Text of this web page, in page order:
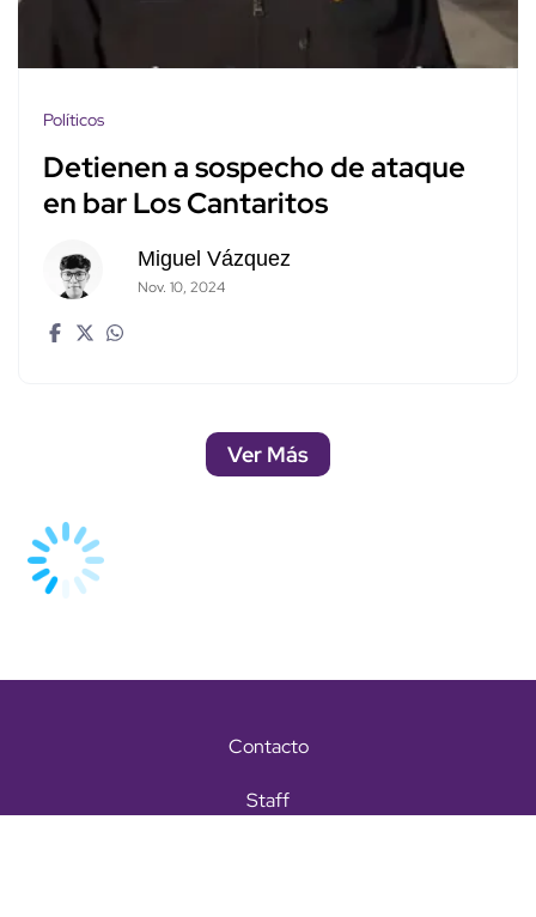
Políticos
Detienen a sospecho de ataque
en bar Los Cantaritos
Miguel Vázquez
Nov. 10, 2024
Ver Más
Contacto
Staff